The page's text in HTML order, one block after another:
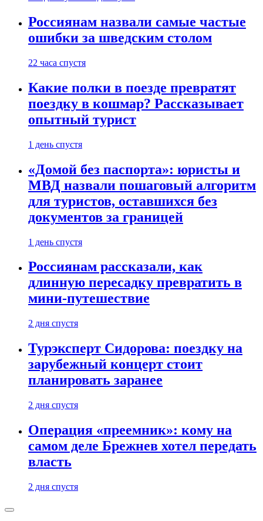
Россиянам назвали самые частые
ошибки за шведским столом
22 часа спустя
Какие полки в поезде превратят
поездку в кошмар? Рассказывает
опытный турист
1 день спустя
«Домой без паспорта»: юристы и
МВД назвали пошаговый алгоритм
для туристов, оставшихся без
документов за границей
1 день спустя
Россиянам рассказали, как
длинную пересадку превратить в
мини-путешествие
2 дня спустя
Турэксперт Сидорова: поездку на
зарубежный концерт стоит
планировать заранее
2 дня спустя
Операция «преемник»: кому на
самом деле Брежнев хотел передать
власть
2 дня спустя